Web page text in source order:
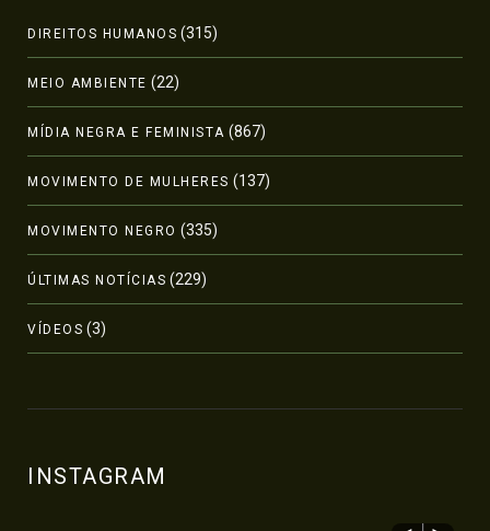
DIREITOS HUMANOS (315)
MEIO AMBIENTE (22)
MÍDIA NEGRA E FEMINISTA (867)
MOVIMENTO DE MULHERES (137)
MOVIMENTO NEGRO (335)
ÚLTIMAS NOTÍCIAS (229)
VÍDEOS (3)
INSTAGRAM